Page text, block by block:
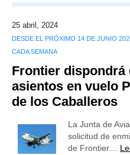
25 abril, 2024
DESDE EL PRÓXIMO 14 DE JUNIO
CADA SEMANA
Frontier dispondrá
asientos en vuelo
de los Caballeros
La Junta de
solicitud de
de Frontier…